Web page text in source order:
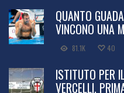
QUANTO
VINCONO UNA
81.1K 40
ISTITUTO PER
VERCELLI,